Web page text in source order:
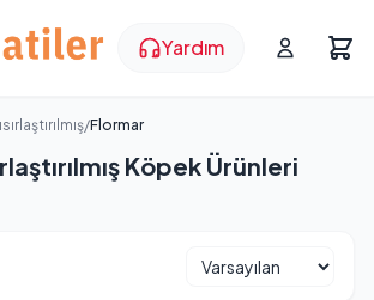
Yardım
/Flormar
Köpek Ürünleri